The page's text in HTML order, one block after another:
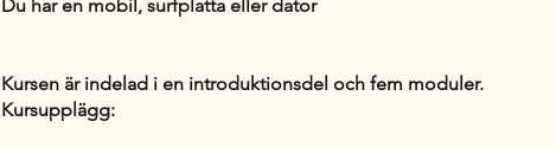
Du har en mobil, surfplatta eller dator
Kursen är indelad i en introduktionsdel och fem moduler.
Kursupplägg: